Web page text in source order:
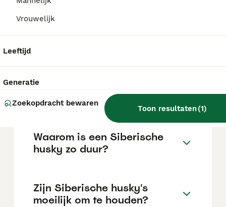
Vrouwelijk
Leeftijd
Generatie
Zoekopdracht bewaren
Toon resultaten(1)
Is een Siberische husky een
goed huisdier?
Waarom is een Siberische
husky zo duur?
Zijn Siberische husky's
moeilijk om te houden?